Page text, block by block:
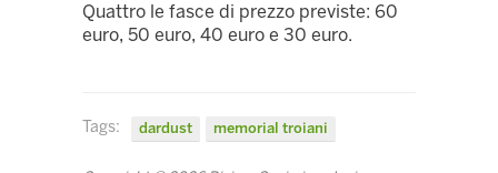
Quattro le fasce di prezzo previste: 60
euro, 50 euro, 40 euro e 30 euro.
Tags: dardust memorial troiani